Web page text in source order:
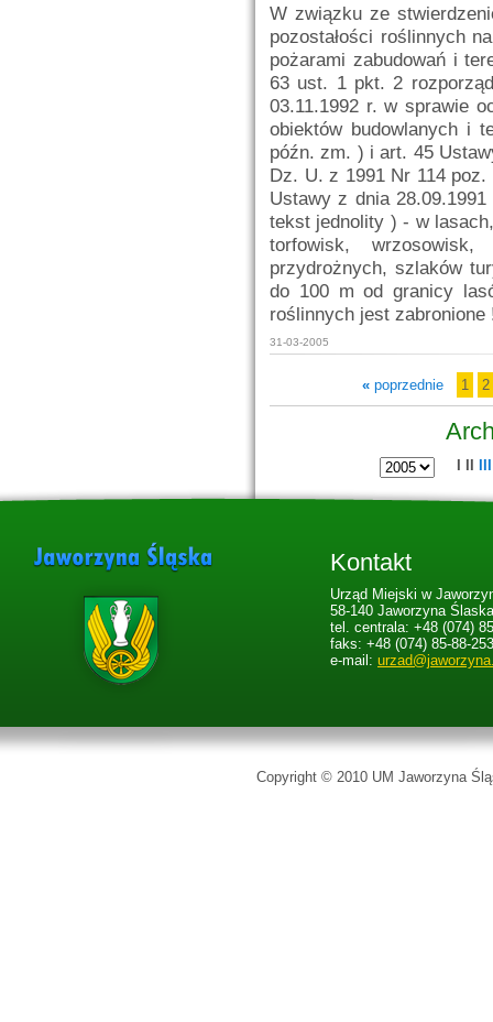
W związku ze
pozostałości roślinnych
pożarami zabudowań i
63 ust. 1 pkt. 2
03.11.1992 r. w sprawie
obiektów budowlanych i
późn. zm. ) i art. 45
Dz. U. z 1991 Nr 114
Ustawy z dnia
tekst jednolity ) - w
torfowisk,
przydrożnych, szlaków
do 100 m od granicy
roślinnych jest zabronione
31-03-2005
«poprzednie 1 2
Kontakt
Urząd Miejski w
58-140 Jaworzyna
tel. centrala: +48 (074)
faks: +48 (074) 85-88-253
e-mail:
Copyright © 2010 UM Jaworzyna